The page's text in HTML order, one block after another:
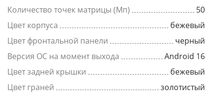
Количество точек матрицы (Мп)
50
Цвет корпуса
бежевый
Цвет фронтальной панели
черный
Версия ОС на момент выхода
Android 16
Цвет задней крышки
бежевый
Цвет граней
золотистый